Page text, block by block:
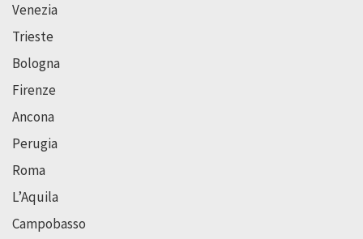
Venezia
Trieste
Bologna
Firenze
Ancona
Perugia
Roma
L’Aquila
Campobasso